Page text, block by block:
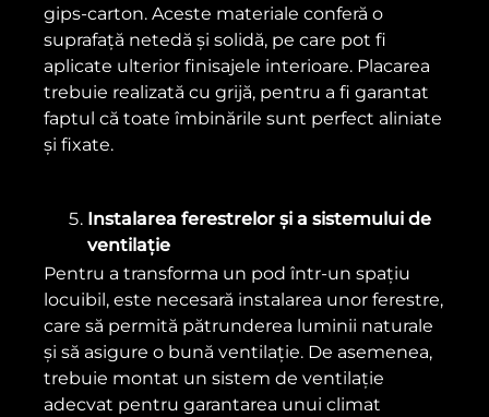
gips-carton. Aceste materiale conferă o
suprafață netedă și solidă, pe care pot fi
aplicate ulterior finisajele interioare. Placarea
trebuie realizată cu grijă, pentru a fi garantat
faptul că toate îmbinările sunt perfect aliniate
și fixate.
Instalarea ferestrelor și a sistemului de
ventilație
Pentru a transforma un pod într-un spațiu
locuibil, este necesară instalarea unor ferestre,
care să permită pătrunderea luminii naturale
și să asigure o bună ventilație. De asemenea,
trebuie montat un sistem de ventilație
adecvat pentru garantarea unui climat